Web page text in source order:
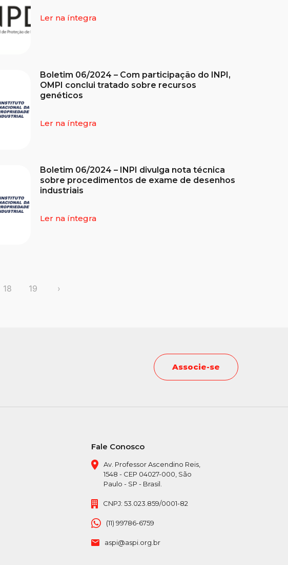
Ler na íntegra
Boletim 06/2024 – Com participação do INPI,
OMPI conclui tratado sobre recursos
genéticos
Ler na íntegra
Boletim 06/2024 – INPI divulga nota técnica
sobre procedimentos de exame de desenhos
industriais
Ler na íntegra
18 19 ›
Associe-se
Fale Conosco
Av. Professor Ascendino Reis,
1548 - CEP 04027-000, São
Paulo - SP - Brasil.
CNPJ: 53.023.859/0001-82
(11) 99786-6759
aspi@aspi.org.br